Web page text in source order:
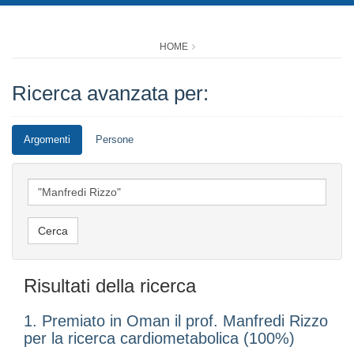
HOME
Ricerca avanzata per:
Argomenti Persone
Risultati della ricerca
1. Premiato in Oman il prof. Manfredi Rizzo
per la ricerca cardiometabolica (100%)